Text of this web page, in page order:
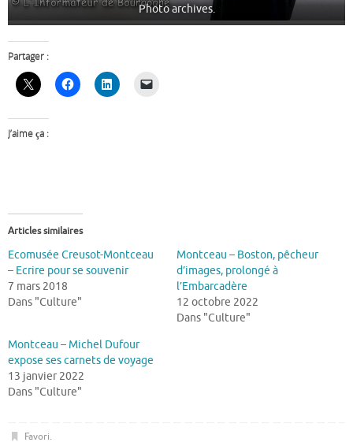
Photo archives.
Partager :
J’aime ça :
Articles similaires
Ecomusée Creusot-Montceau
– Ecrire pour se souvenir
7 mars 2018
Dans "Culture"
Montceau – Boston, pêcheur
d’images, prolongé à
l’Embarcadère
12 octobre 2022
Dans "Culture"
Montceau – Michel Dufour
expose ses carnets de voyage
13 janvier 2022
Dans "Culture"
Favori.